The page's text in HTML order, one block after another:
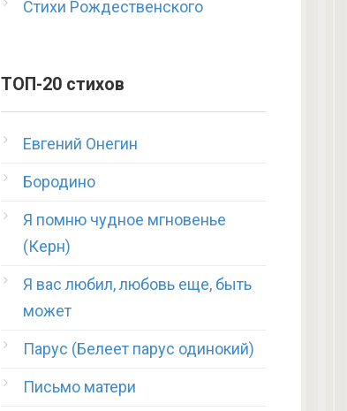
Стихи Рождественского
ТОП-20 стихов
Евгений Онегин
Бородино
Я помню чудное мгновенье
(Керн)
Я вас любил, любовь еще, быть
может
Парус (Белеет парус одинокий)
Письмо матери